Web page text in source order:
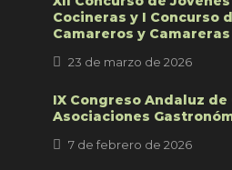
Cocineras y I Concurso
Camareros y Camareras
23 de marzo de 2026
IX Congreso Andaluz
Asociaciones
7 de febrero de 2026